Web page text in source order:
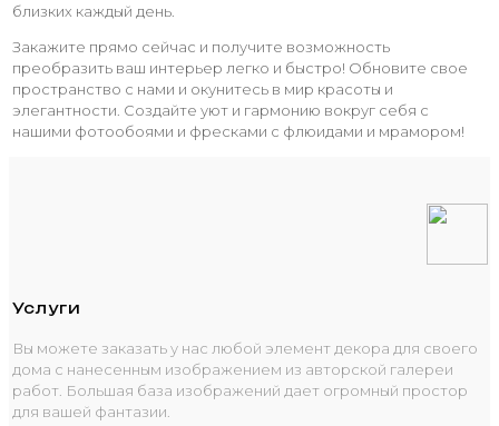
близких каждый день.
Закажите прямо сейчас и получите возможность
преобразить ваш интерьер легко и быстро! Обновите свое
пространство с нами и окунитесь в мир красоты и
элегантности. Создайте уют и гармонию вокруг себя с
нашими фотообоями и фресками с флюидами и мрамором!
Услуги
Вы можете заказать у нас любой элемент декора для своего
дома с нанесенным изображением из авторской галереи
работ. Большая база изображений дает огромный простор
для вашей фантазии.